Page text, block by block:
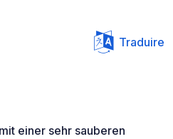
Traduire
einer sehr sauberen